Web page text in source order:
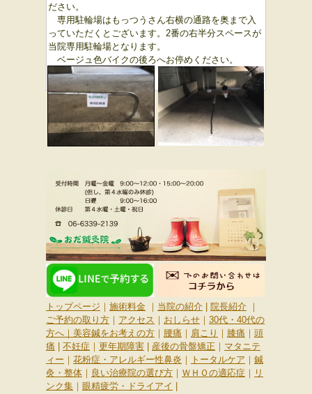
ださい。
専用駐輪場はもっつうさん右横の通路を奥まで入
っていただくとございます。2番の右半分スペースが
当院専用駐輪場となります。
ベージュ色バイクの後ろへお停めください。
トップページ ｜ 施術料金 ｜ 当院の紹介 院長紹介 ｜
ご予約の取り方 ｜ アクセス ｜ おしらせ ｜ 30代・40代の
方へ ｜ 美容鍼をお考えの方 ｜ 腰痛 ｜ 肩こり ｜ 膝痛 ｜ 頭
痛
不妊症 ｜ 更年期障害 産後の骨盤矯正 ｜ マタニテ
ィー ｜ 花粉症・アレルギー性鼻炎 ｜ トータルケア ｜ 鍼
灸・整体 ｜ 良い治療院の選び方 ｜ ＷＨＯの適応症 ｜ リ
ンク集 ｜ 眼精疲労・ドライアイ